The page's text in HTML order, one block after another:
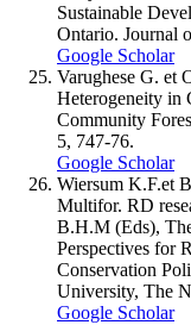
Sustainable
Ontario. Journal
Google Scholar
Varughese G. et
Heterogeneity in
Community
5, 747-76.
Google Scholar
Wiersum K.F.et
Multifor. RD
B.H.M (Eds),
Perspectives for
Conservation
University, The
Google Scholar